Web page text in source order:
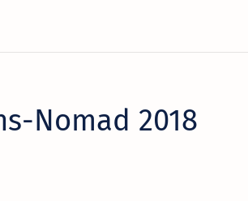
Nomad 2018